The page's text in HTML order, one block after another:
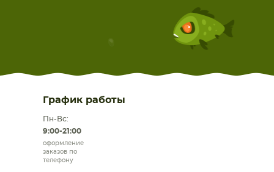
График работы
Пн-Вс:
9:00-21:00
оформление
заказов по
телефону